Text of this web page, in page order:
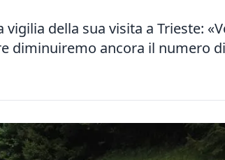
della sua visita a Trieste:
diminuiremo ancora il numero